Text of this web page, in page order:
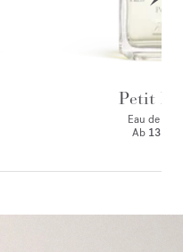
Petit
Eau de
Ab